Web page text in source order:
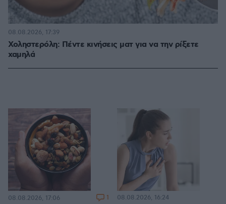
Χοληστερόλη: Πέντε κινήσεις ματ για να την ρίξετε
χαμηλά
08.08.2026, 17:39
08.08.2026, 17:06 1 08.08.2026, 16:24